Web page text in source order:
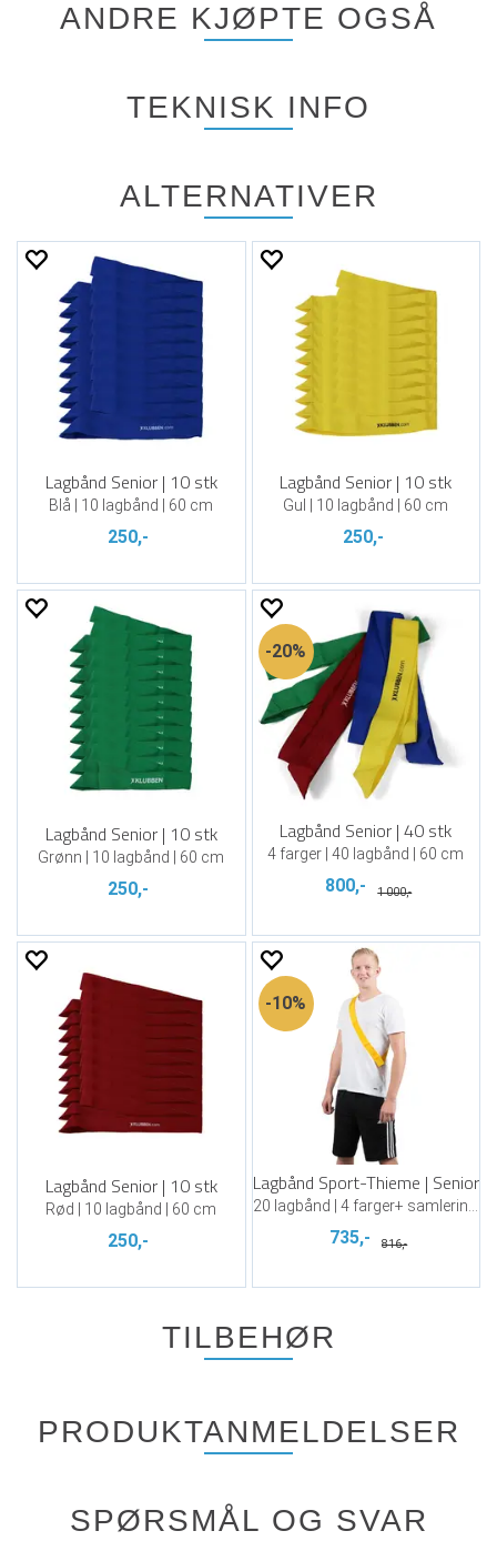
ANDRE KJØPTE OGSÅ
TEKNISK INFO
ALTERNATIVER
Lagbånd Senior | 10 stk
Blå | 10 lagbånd | 60 cm
250,-
Lagbånd Senior | 10 stk
Gul | 10 lagbånd | 60 cm
250,-
Lagbånd Senior | 10 stk
Grønn | 10 lagbånd | 60 cm
250,-
20%
Lagbånd Senior | 40 stk
4 farger | 40 lagbånd | 60 cm
800,- 1 000,-
Lagbånd Senior | 10 stk
Rød | 10 lagbånd | 60 cm
250,-
10%
Lagbånd Sport-Thieme | Senior
735,- 816,-
TILBEHØR
PRODUKTANMELDELSER
SPØRSMÅL OG SVAR